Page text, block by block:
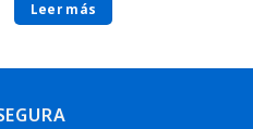
Leer más